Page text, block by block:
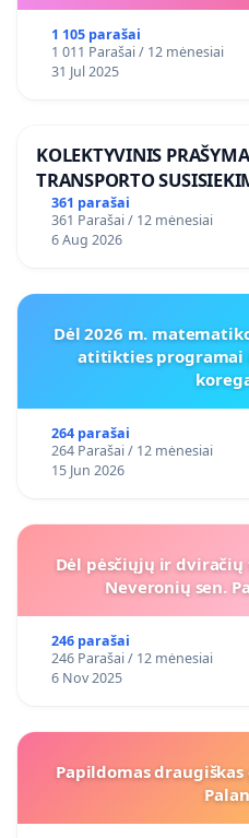
1 105 parašai
1 011 Parašai / 12 mėnesiai
31 Jul 2025
KOLEKTYVINIS
TRANSPORTO
VOSYLIUKŲ KAIME
361 parašai
361 Parašai / 12 mėnesiai
6 Aug 2026
Dėl 2026 m.
atitikties
264 parašai
264 Parašai / 12 mėnesiai
15 Jun 2026
Dėl pėsčiųjų ir
Neveronių sen.
246 parašai
246 Parašai / 12 mėnesiai
6 Nov 2025
Papildomas